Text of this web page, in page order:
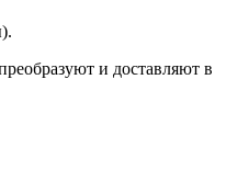
и доставляют в